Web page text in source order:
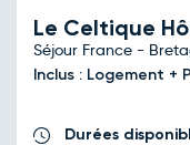
Le Celtique
Séjour France -
Inclus : Logement +
Durées